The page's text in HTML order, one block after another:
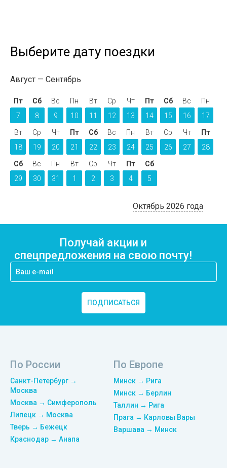
Выберите дату поездки
Август Сентябрь
Пт
7
Сб
8
Вс
9
Пн
10
Вт
11
Ср
12
Чт
13
Пт
14
Сб
15
Вс
16
Пн
17
Вт
18
Ср
19
Чт
20
Пт
21
Сб
22
Вс
23
Пн
24
Вт
25
Ср
26
Чт
27
Пт
28
Сб
29
Вс
30
Пн
31
Вт
1
Ср
2
Чт
3
Пт
4
Сб
5
Октябрь 2026 года
Получай акции и
спецпредложения на свою почту!
ПОДПИСАТЬСЯ
По России
Санкт-Петербург →
Москва
Москва → Симферополь
Липецк → Москва
Тверь → Бежецк
Краснодар → Анапа
По Европе
Минск → Рига
Минск → Берлин
Таллин → Рига
Прага → Карловы Вары
Варшава → Минск